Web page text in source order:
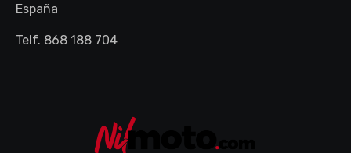
España
Telf. 868 188 704